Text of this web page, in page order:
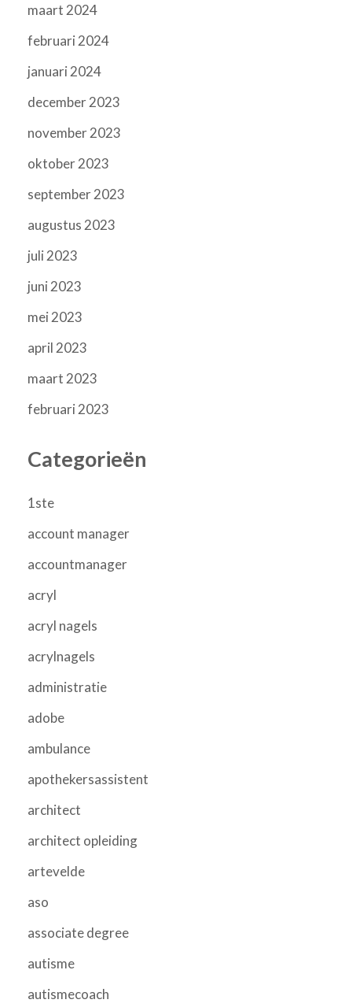
maart 2024
februari 2024
januari 2024
december 2023
november 2023
oktober 2023
september 2023
augustus 2023
juli 2023
juni 2023
mei 2023
april 2023
maart 2023
februari 2023
Categorieën
1ste
account manager
accountmanager
acryl
acryl nagels
acrylnagels
administratie
adobe
ambulance
apothekersassistent
architect
architect opleiding
artevelde
aso
associate degree
autisme
autismecoach